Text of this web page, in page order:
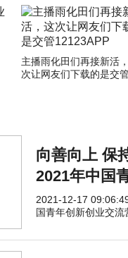
主播雨化田们再接新活
次让网友们下载的是交管
向善向上 保
2021年中国
2021-12-17
国青年创新创业交流